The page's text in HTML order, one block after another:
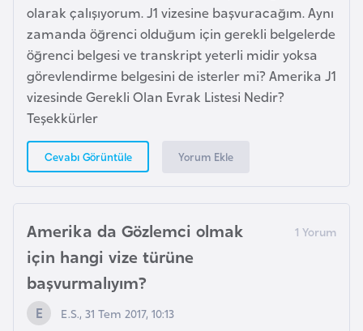
olarak çalışıyorum. J1 vizesine başvuracağım. Aynı
zamanda öğrenci olduğum için gerekli belgelerde
öğrenci belgesi ve transkript yeterli midir yoksa
görevlendirme belgesini de isterler mi? Amerika J1
vizesinde Gerekli Olan Evrak Listesi Nedir?
Teşekkürler
Cevabı Görüntüle Yorum Ekle
Amerika da Gözlemci olmak
için hangi vize türüne
başvurmalıyım?
E.S., 31 Tem 2017, 10:13
n
a
L
ü
k
m
b
u
r
g